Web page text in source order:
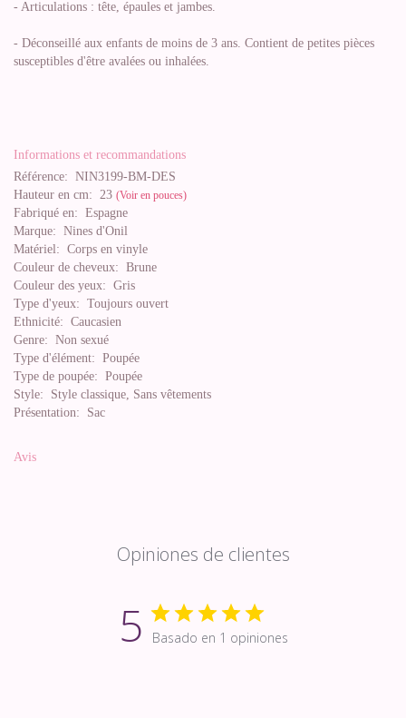
- Articulations : tête, épaules et jambes.
- Déconseillé aux enfants de moins de 3 ans. Contient de petites pièces
susceptibles d'être avalées ou inhalées.
Informations et recommandations
Référence: NIN3199-BM-DES
Hauteur en cm: 23 (Voir en pouces)
Fabriqué en: Espagne
Marque: Nines d'Onil
Matériel: Corps en vinyle
Couleur de cheveux: Brune
Couleur des yeux: Gris
Type d'yeux: Toujours ouvert
Ethnicité: Caucasien
Genre: Non sexué
Type d'élément: Poupée
Type de poupée: Poupée
Style: Style classique, Sans vêtements
Présentation: Sac
Avis
Opiniones de clientes
5 Basado en 1 opiniones